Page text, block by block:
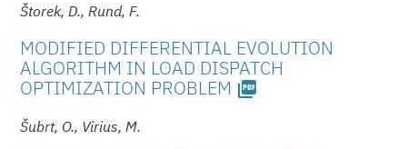
Štorek, D., Rund, F.
MODIFIED DIFFERENTIAL EVOLUTION
ALGORITHM IN LOAD DISPATCH
OPTIMIZATION PROBLEM picture_as_pdf
Šubrt, O., Virius, M.